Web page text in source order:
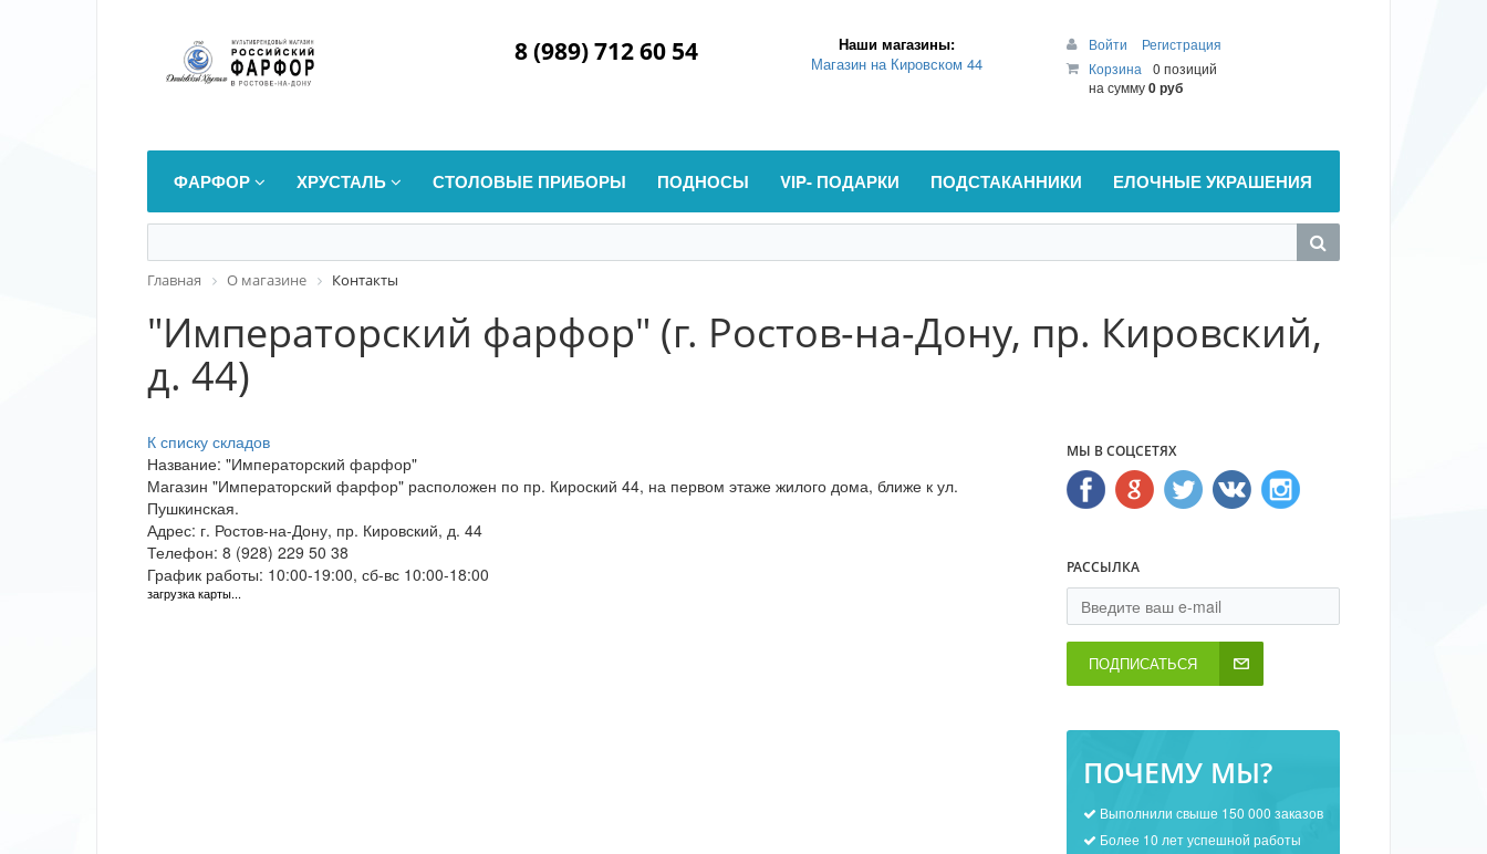
8 (989) 712 60 54
Наши магазины:
Магазин на Кировском 44
Войти
Регистрация
Корзина
0 позиций
на сумму0 руб
ФАРФОР ХРУСТАЛЬ СТОЛОВЫЕ ПРИБОРЫ ПОДНОСЫ VIP- ПОДАРКИ ПОДСТАКАННИКИ ЕЛОЧНЫЕ УКРАШЕНИЯ
Главная О магазине Контакты
"Императорский фарфор" (г. Ростов-на-Дону, пр. Кировский,
д. 44)
К списку складов
Название: "Императорский фарфор"
Магазин "Императорский фарфор" расположен по пр. Кироский 44, на первом этаже жилого дома, ближе к ул.
Пушкинская.
Адрес: г. Ростов-на-Дону, пр. Кировский, д. 44
Телефон: 8 (928) 229 50 38
График работы: 10:00-19:00, сб-вс 10:00-18:00
загрузка карты...
МЫ В СОЦСЕТЯХ
РАССЫЛКА
ПОДПИСАТЬСЯ
ПОЧЕМУ МЫ?
Выполнили свыше 150 000 заказов
Более 10 лет успешной работы